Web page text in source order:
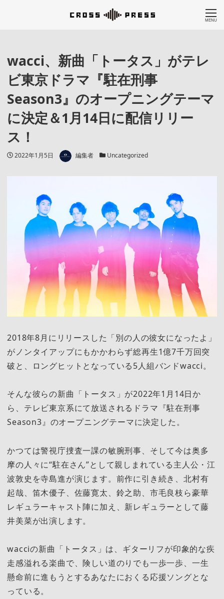
MENU
wacci、新曲「トータス」がテレ
ビ東京ドラマ『駐在刑事
Season3』のオープニングテーマ
に決定＆1月14日に配信リリー
ス！
投稿日
2022年1月5日 著者 編集者 カテゴリー
Uncategorized
2018年8月にリリースした「別の人の彼女になったよ」
がノンタイアップにもかかわらず総再生1億7千万回突
破と、ロングヒットとなっている5人組バンドwacci。
そんな彼らの新曲「トータス」が2022年1月14日か
ら、テレビ東京系にて放送されるドラマ『駐在刑事
Season3』のオープニングテーマに決定した。
かつては警視庁捜査一課の敏腕刑事、そして今は奥多
摩の人々に“駐在さん”として親しまれている主人公・江
波敦史を寺島進が演じます。前作に引き続き、北村有
起哉、笛木優子、佐藤寛太、鈴之助、市毛良枝ら豪華
レギュラーキャスト陣に加え、新レギュラーとして藤
井美菜が出演します。
wacciの新曲「トータス」は、ギターリフが印象的な疾
走感溢れる楽曲で、険しい道のりでも一歩一歩、一生
懸命前に進もうとするあなたにおくる応援ソングとな
っている。